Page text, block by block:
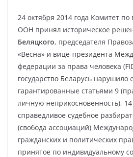
24 октября 2014 года Комитет
ООН принял историческое
Беляцкого, председателя
«Весна» и вице-президента
федерации за права человека
государство Беларусь нарушило
гарантированные статьями 9
личную неприкосновенность),
справедливое судебное
(свобода ассоциаций)
гражданских и политических
принятое по индивидуальному